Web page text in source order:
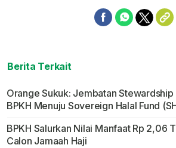
Berita Terkait
Orange Sukuk: Jembatan
BPKH Menuju Sovereign Halal Fund
BPKH Salurkan Nilai Manfaat Rp 2,06
Calon Jamaah Haji